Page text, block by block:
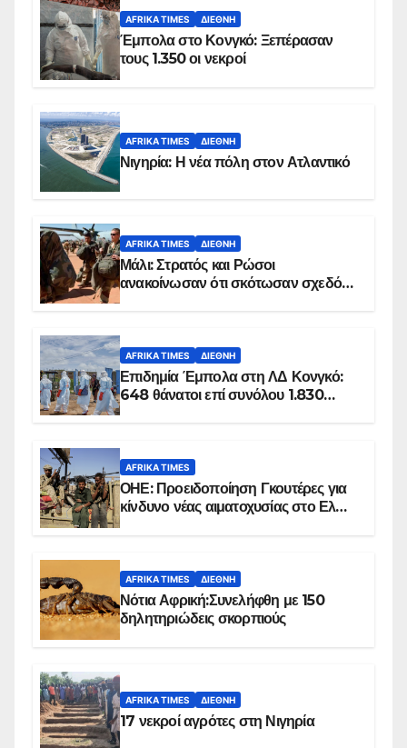
AFRIKA TIMES ΔΙΕΘΝΉ
Έμπολα στο Κονγκό: Ξεπέρασαν
τους 1.350 οι νεκροί
AFRIKA TIMES ΔΙΕΘΝΉ
Νιγηρία: Η νέα πόλη στον Ατλαντικό
AFRIKA TIMES ΔΙΕΘΝΉ
Μάλι: Στρατός και Ρώσοι
ανακοίνωσαν ότι σκότωσαν σχεδόν
AFRIKA TIMES ΔΙΕΘΝΉ
Επιδημία Έμπολα στη ΛΔ Κονγκό:
648 θάνατοι επί συνόλου 1.830
AFRIKA TIMES
ΟΗΕ: Προειδοποίηση Γκουτέρες για
κίνδυνο νέας αιματοχυσίας στο Ελ
AFRIKA TIMES ΔΙΕΘΝΉ
Νότια Αφρική:Συνελήφθη με 150
δηλητηριώδεις σκορπιούς
AFRIKA TIMES ΔΙΕΘΝΉ
17 νεκροί αγρότες στη Νιγηρία